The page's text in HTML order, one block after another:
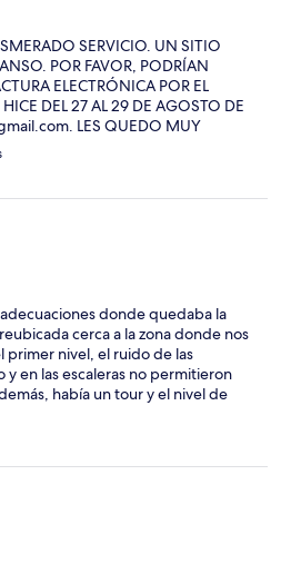
SERVICIO. UN SITIO
POR FAVOR, PODRÍAN
ELECTRÓNICA POR EL
DEL 27 AL 29 DE AGOSTO DE
LES QUEDO MUY
$1.913.490
donde quedaba la
cerca a la zona donde nos
primer nivel, el ruido de las
en las escaleras no permitieron
había un tour y el nivel de